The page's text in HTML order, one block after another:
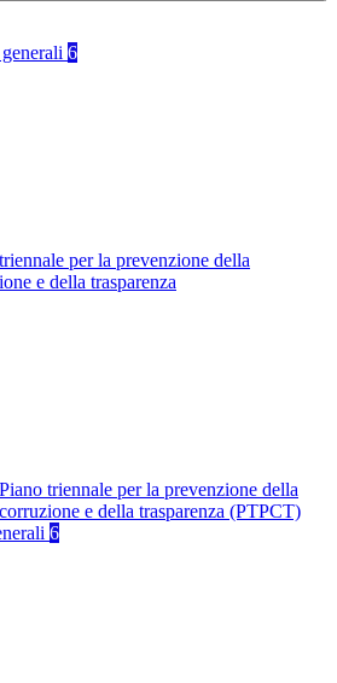
6
per la prevenzione della
e della trasparenza
Piano triennale per la prevenzione della
corruzione e della trasparenza (PTPCT)
6